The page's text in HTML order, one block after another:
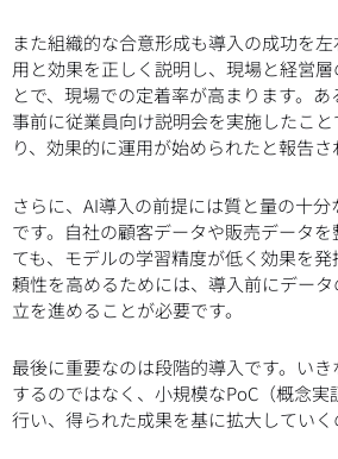
また組織的な合意形成も導入の成功を
用と効果を正しく説明し、現場と経営
とで、現場での定着率が高まります。あ
事前に従業員向け説明会を実施したこ
り、効果的に運用が始められたと報告さ
さらに、AI導入の前提には質と量の十
です。自社の顧客データや販売データ
ても、モデルの学習精度が低く効果を
頼性を高めるためには、導入前にデー
立を進めることが必要です。
最後に重要なのは段階的導入です。い
するのではなく、小規模なPoC（概念実
行い、得られた成果を基に拡大していく